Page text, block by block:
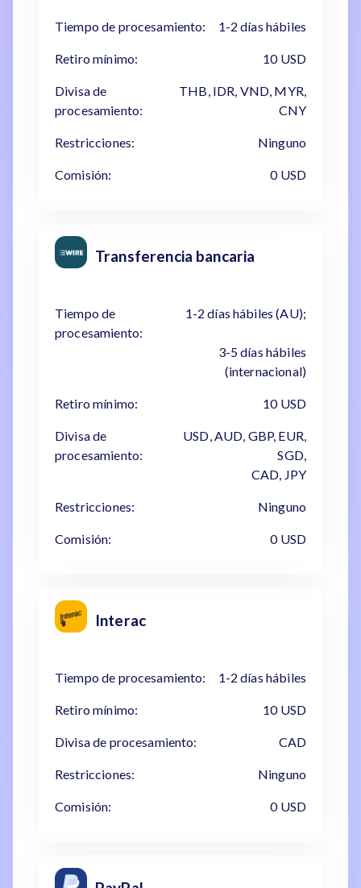
Tiempo de procesamiento: 1-2 días hábiles
Retiro mínimo: 10 USD
Divisa de
procesamiento:
THB, IDR, VND, MYR,
CNY
Restricciones: Ninguno
Comisión: 0 USD
Transferencia bancaria
Tiempo de
procesamiento:
1-2 días hábiles (AU);
3-5 días hábiles
(internacional)
Retiro mínimo: 10 USD
Divisa de
procesamiento:
USD, AUD, GBP, EUR,
SGD,
CAD, JPY
Restricciones: Ninguno
Comisión: 0 USD
Interac
Tiempo de procesamiento: 1-2 días hábiles
Retiro mínimo: 10 USD
Divisa de procesamiento: CAD
Restricciones: Ninguno
Comisión: 0 USD